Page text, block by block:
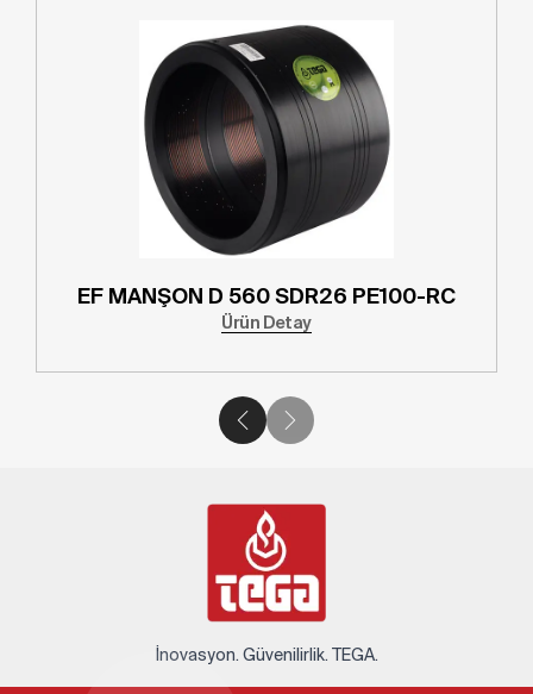
EF MANŞON D 560 SDR26 PE100-RC
Ürün Detay
İnovasyon. Güvenilirlik. TEGA.